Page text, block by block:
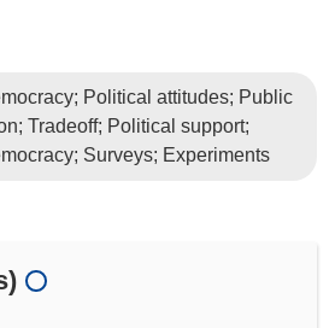
Political attitudes; Public
Tradeoff; Political support;
Surveys; Experiments